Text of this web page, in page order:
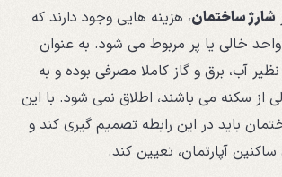
ساختمان، هزینه هایی وجود دارند که
خالی یا پر مربوط می شود. به عنوان
آب، برق و گاز کاملا مصرفی بوده و به
سکنه می باشند، اطلاق نمی شود. با این
باید در این رابطه تصمیم گیری کند و
آپارتمان، تعیین کند.